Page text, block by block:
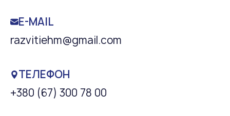
E-MAIL
razvitiehm@gmail.com
ТЕЛЕФОН
+380 (67) 300 78 00